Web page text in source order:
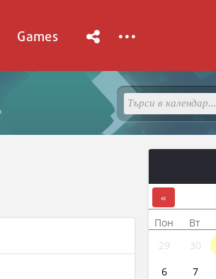
Games ...
«
Пон Вт
29
30
6
7